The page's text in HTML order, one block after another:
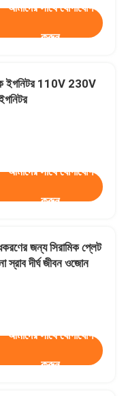
আমাদের সাথে যোগাযোগ
করুন
ইগনিটর 110V 230V
আমাদের সাথে যোগাযোগ
করুন
জন্য সিরামিক প্লেট
স্রাব দীর্ঘ জীবন ওজোন
আমাদের সাথে যোগাযোগ
করুন